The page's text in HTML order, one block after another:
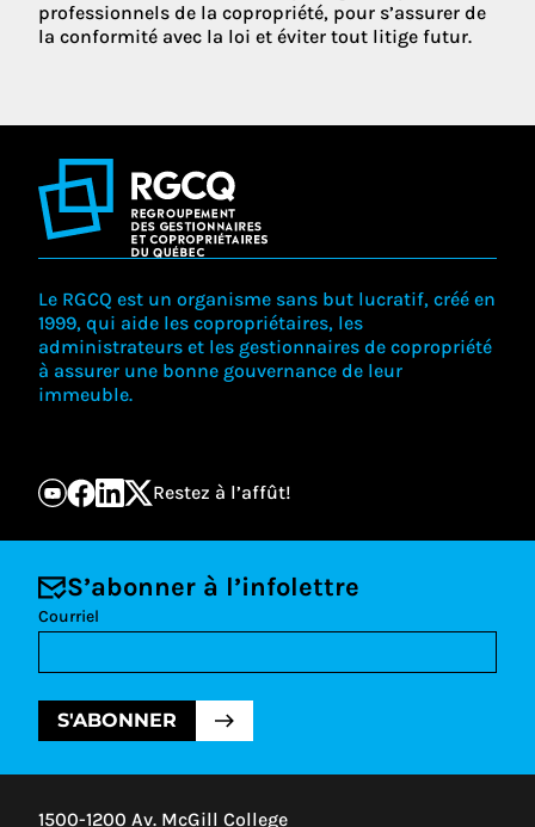
professionnels de la copropriété, pour s’assurer de
la conformité avec la loi et éviter tout litige futur.
Le RGCQ est un organisme sans but lucratif, créé en
1999, qui aide les copropriétaires, les
administrateurs et les gestionnaires de copropriété
à assurer une bonne gouvernance de leur
immeuble.
Restez à l’affût!
S’abonner à l’infolettre
Courriel
S'ABONNER
1500-1200 Av. McGill College